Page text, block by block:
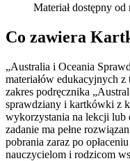
Materiał dostępny
Co zawiera
„Australia i Oceania
materiałów edukacyjnych
zakres podręcznika
sprawdziany i kartkówki z
wykorzystania na lekcji lub
zadanie ma pełne
pobrania zaraz po
nauczycielom i rodzicom